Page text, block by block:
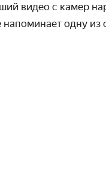
видео с камер
напоминает одну